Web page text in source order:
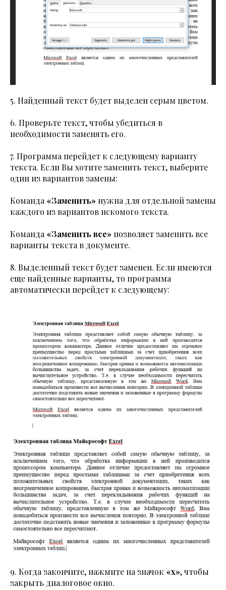
5. Найденный текст будет выделен серым цветом.
6. Проверьте текст, чтобы убедиться в
необходимости заменять его.
7. Программа перейдет к следующему варианту
текста. Если Вы хотите заменить текст, выберите
один из вариантов замены:
Команда «Заменить» нужна для отдельной замены
каждого из вариантов искомого текста.
Команда «Заменить все» позволяет заменить все
варианты текста в документе.
8. Выделенный текст будет заменен. Если имеются
еще найденные варианты, то программа
автоматически перейдет к следующему:
9. Когда закончите, нажмите на значок «x», чтобы
закрыть диалоговое окно.